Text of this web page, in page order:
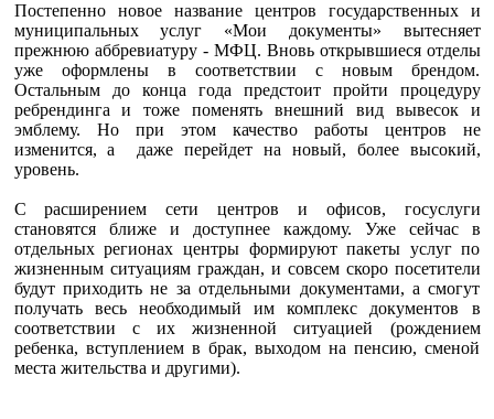
Постепенно новое название центров государственных и
муниципальных услуг «Мои документы» вытесняет
прежнюю аббревиатуру - МФЦ. Вновь открывшиеся отделы
уже оформлены в соответствии с новым брендом.
Остальным до конца года предстоит пройти процедуру
ребрендинга и тоже поменять внешний вид вывесок и
эмблему. Но при этом качество работы центров не
изменится, а даже перейдет на новый, более высокий,
уровень.
С расширением сети центров и офисов, госуслуги
становятся ближе и доступнее каждому. Уже сейчас в
отдельных регионах центры формируют пакеты услуг по
жизненным ситуациям граждан, и совсем скоро посетители
будут приходить не за отдельными документами, а смогут
получать весь необходимый им комплекс документов в
соответствии с их жизненной ситуацией (рождением
ребенка, вступлением в брак, выходом на пенсию, сменой
места жительства и другими).